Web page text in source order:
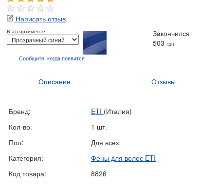
Написать отзыв
В ассортименте:
Закончился
503 грн
Сообщите, когдапоявится
Описание Отзывы
Бренд: ETI (Италия)
Кол-во:
1 шт.
Пол:
Для всех
Категория:
Фены для волос ETI
Код товара:
8826